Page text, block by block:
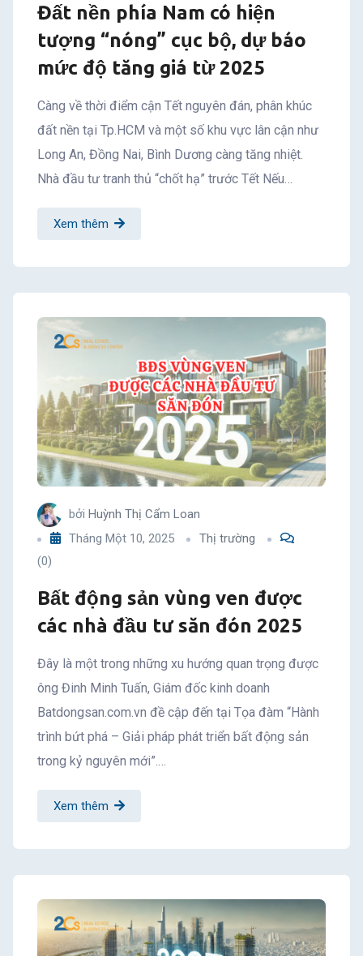
Đất nền phía Nam có hiện
tượng “nóng” cục bộ, dự báo
mức độ tăng giá từ 2025
Càng về thời điểm cận Tết nguyên đán, phân khúc
đất nền tại Tp.HCM và một số khu vực lân cận như
Long An, Đồng Nai, Bình Dương càng tăng nhiệt.
Nhà đầu tư tranh thủ “chốt hạ” trước Tết Nếu…
Xem thêm
bởi Huỳnh Thị Cẩm Loan
Tháng Một 10, 2025
Thị trường
(0)
Bất động sản vùng ven được
các nhà đầu tư săn đón 2025
Đây là một trong những xu hướng quan trọng được
ông Đinh Minh Tuấn, Giám đốc kinh doanh
Batdongsan.com.vn đề cập đến tại Tọa đàm “Hành
trình bứt phá – Giải pháp phát triển bất động sản
trong kỷ nguyên mới”.…
Xem thêm